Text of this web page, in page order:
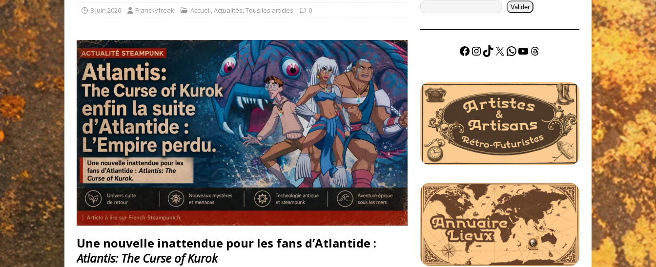
8 juin 2026 Franckyfreak Accueil,Actualités,Tous les articles 0
Une nouvelle inattendue pour les fans d’Atlantide :
Atlantis: The Curse of Kurok
Valider